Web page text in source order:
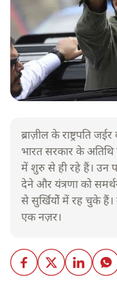
ब्राज़ील के राष्ट्रपति
भारत सरकार के अतिथि
में शुरु से ही रहे हैं। उन
देने और यंत्रणा को
से सुर्खियोें में रह चुके
एक नज़र।